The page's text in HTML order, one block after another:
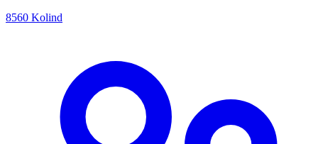
8560 Kolind